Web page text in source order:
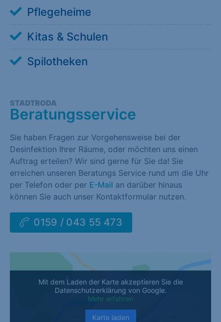
Pflegeheime
Kitas & Schulen
Spilotheken
STADTRODA
Beratungsservice
Sie haben Fragen zur Vorgehensweise bei der
Desinfektion Ihrer Räume, oder möchten uns einen
Auftrag erteilen? Wir sind gerne für Sie da! Sie
erreichen unseren Beratungs Service rund um die Uhr
per Telefon oder per E-Mail an darüber hinaus
können Sie auch unser Kontaktformular nutzen.
0159 / 043 55 473
Mit dem Laden der Karte akzeptieren Sie die
Datenschutzerklärung von Google.
Mehr erfahren
Karte laden